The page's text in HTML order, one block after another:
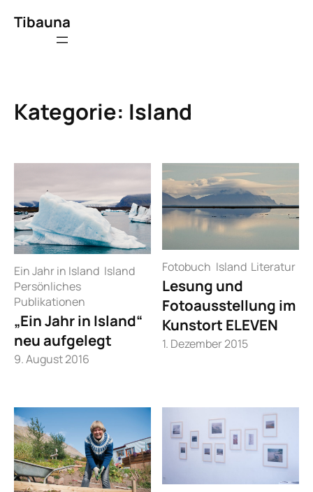
Inhalt
Tibauna
Kategorie: Island
Ein Jahr in Island Island
Persönliches
Publikationen
„Ein Jahr in Island“
neu aufgelegt
9. August 2016
Fotobuch Island Literatur
Lesung und
Fotoausstellung im
Kunstort ELEVEN
1. Dezember 2015